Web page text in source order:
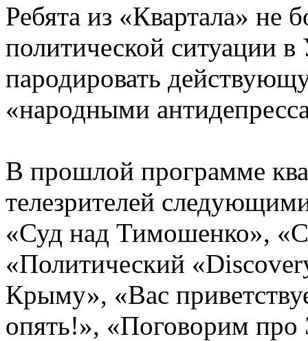
Ребята из «Квартала» не
политической ситуации
пародировать
«народными
В прошлой программе
телезрителей
«Суд над Тимошенко»,
«Политический
Крыму», «Вас
опять!», «Поговорим